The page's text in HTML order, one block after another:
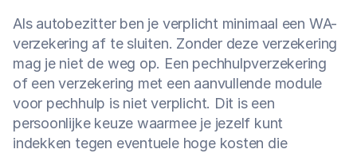
Als autobezitter ben je verplicht minimaal een WA-
verzekering af te sluiten. Zonder deze verzekering
mag je niet de weg op. Een pechhulpverzekering
of een verzekering met een aanvullende module
voor pechhulp is niet verplicht. Dit is een
persoonlijke keuze waarmee je jezelf kunt
indekken tegen eventuele hoge kosten die